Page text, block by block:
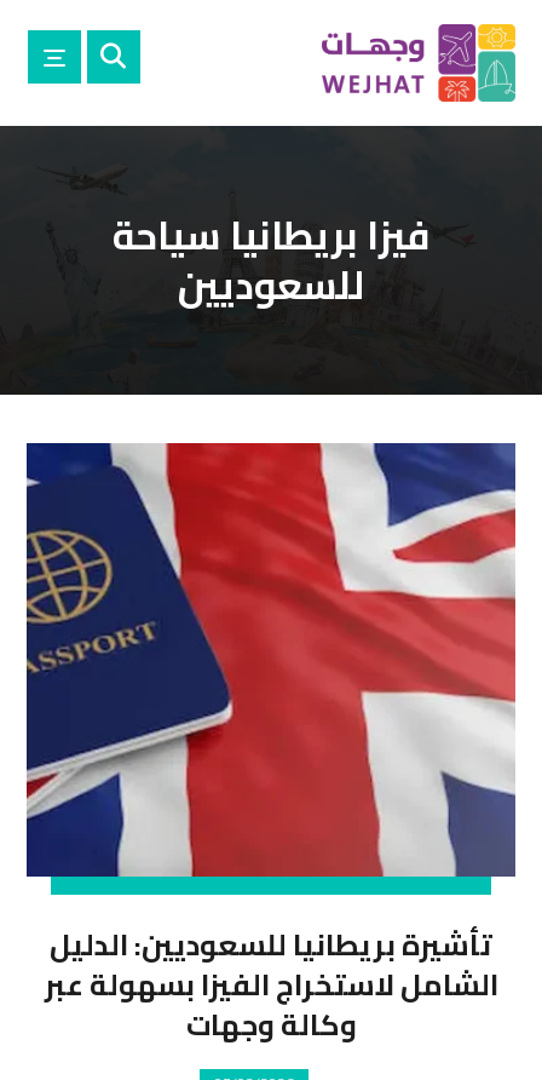
فيزا بريطانيا سياحة
للسعوديين
تأشيرة بريطانيا للسعوديين: الدليل
الشامل لاستخراج الفيزا بسهولة عبر
وكالة وجهات